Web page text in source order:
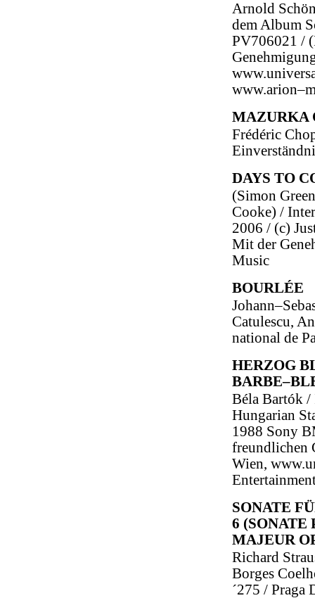
Arnold
dem Album
PV706021 /
MAZURKA
Frédéric
DAYS TO
(Simon
Cooke) /
2006 / (c)
Mit der
Music
BOURLÉE
Catulescu,
national de
HERZOG
Béla Bartók /
Hungarian
1988 Sony
freundlichen
Wien,
SONATE
6 (SONATE
MAJEUR
Richard
Borges
´275 /